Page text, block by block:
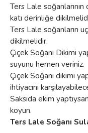
Ters Lale
katı derinliğe
Ters Lale soğanların
dikilmelidir.
Çiçek Soğanı Dikimi
suyunu hemen veriniz.
Çiçek Soğanı dikimi
ihtiyacını
Saksıda ekim
koyun.
Ters Lale Soğanı